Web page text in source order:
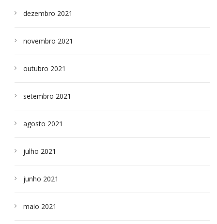
dezembro 2021
novembro 2021
outubro 2021
setembro 2021
agosto 2021
julho 2021
junho 2021
maio 2021